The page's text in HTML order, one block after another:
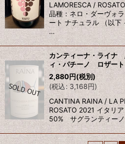
LAMORESCA /
品種：ネロ・ダーヴォ
ート ナチュラル （以下
…
カンティーナ・ライ
ィ・パチーノ ロザー
2,880円(税別)
(税込: 3,168円)
CANTINA RAINA / LA
ROSATO 2021 イタリ
50% サグランティー